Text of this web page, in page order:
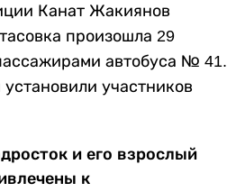
Канат Жакиянов
произошла 29
автобуса № 41.
участников
и его взрослый
к